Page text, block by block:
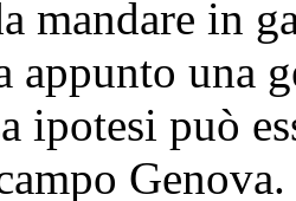
mandare in
appunto una
ipotesi può